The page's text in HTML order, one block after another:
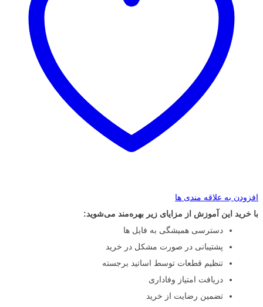
افزودن به علاقه مندی ها
با خرید این آموزش از مزایای زیر بهره‌مند می‌شوید:
دسترسی همیشگی به فایل ها
پشتیبانی در صورت مشکل در خرید
تنظیم قطعات توسط اساتید برجسته
دریافت امتیاز وفاداری
تضمین رضایت از خرید